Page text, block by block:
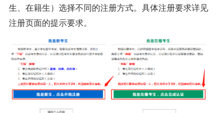
生、在籍生）选择不同的注册方式。具体注册要求详见
注册页面的提示要求。